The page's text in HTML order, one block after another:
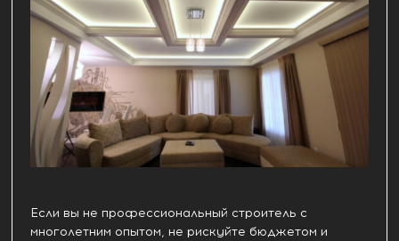
Если вы не профессиональный строитель с
многолетним опытом, не рискуйте бюджетом и